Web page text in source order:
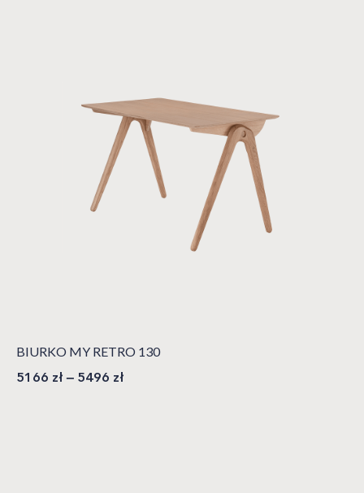
BIURKO MY RETRO 130
5166 zł – 5496 zł